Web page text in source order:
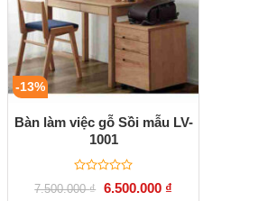
-13%
Bàn làm việc gỗ Sồi mẫu LV-
1001
Được
xếp
7.500.000₫ Giá
6.500.000 ₫Giá